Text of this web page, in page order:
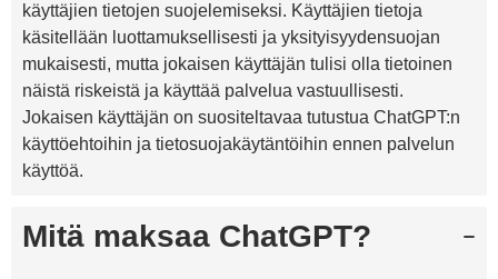
käyttäjien tietojen suojelemiseksi. Käyttäjien tietoja
käsitellään luottamuksellisesti ja yksityisyydensuojan
mukaisesti, mutta jokaisen käyttäjän tulisi olla tietoinen
näistä riskeistä ja käyttää palvelua vastuullisesti.
Jokaisen käyttäjän on suositeltavaa tutustua ChatGPT:n
käyttöehtoihin ja tietosuojakäytäntöihin ennen palvelun
käyttöä.
Mitä maksaa ChatGPT?